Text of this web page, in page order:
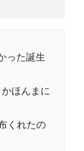
った誕生
ほんまに
くれたの